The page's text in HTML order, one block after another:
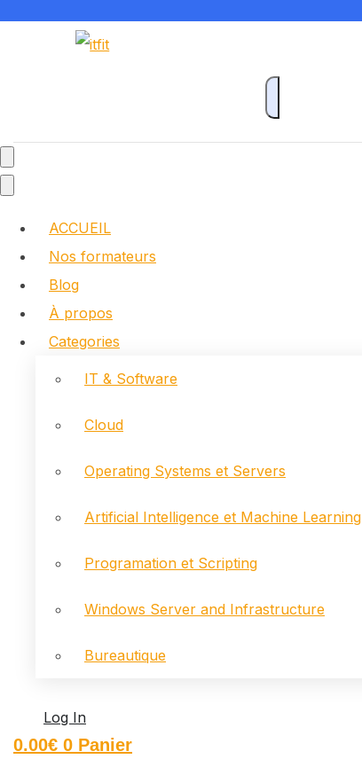
ACCUEIL
Nos formateurs
Blog
À propos
Categories
IT & Software
Cloud
Operating Systems et Servers
Artificial Intelligence et Machine Learning
Programation et Scripting
Windows Server and Infrastructure
Bureautique
Log In
0.00€ 0 Panier